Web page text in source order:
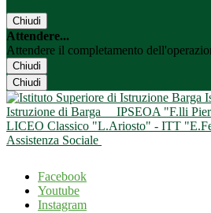
Chiudi
Attendere...
Attendere il completamento
Chiudi
Chiudi
Istruzione di Barga
IPSEOA "F.lli
LICEO Classico "L.Ariosto" - ITT
Assistenza Sociale
Facebook
Youtube
Instagram